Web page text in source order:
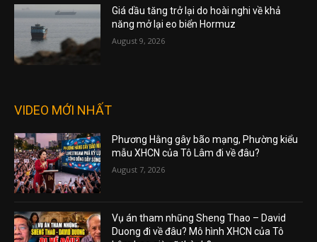
Giá dầu tăng trở lại do hoài nghi về khả
năng mở lại eo biển Hormuz
August 9, 2026
VIDEO MỚI NHẤT
Phương Hằng gây bão mạng, Phường kiểu
mẫu XHCN của Tô Lâm đi về đâu?
August 7, 2026
Vụ án tham nhũng Sheng Thao – David
Duong đi về đâu? Mô hình XHCN của Tô